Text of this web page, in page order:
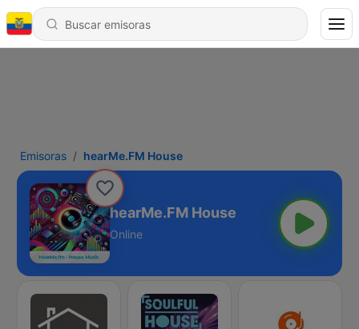
Emisoras hearMe.FM House
hearMe.FM House
Online